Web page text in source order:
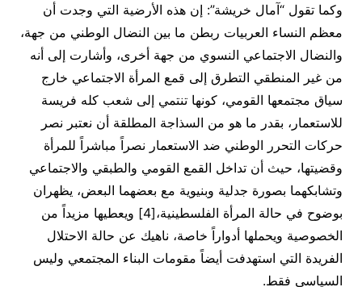
وكما تقول “آمال خريشة”: إن هذه الأرضية التي وجدت أن
معظم النساء العربيات ربطن ما بين النضال الوطني من جهة،
والنضال الاجتماعي النسوي من جهة أخرى، وأشارت إلى أنه
من غير المنطقي التطرق إلى قمع المرأة الاجتماعي خارج
سياق مجتمعها القومي، كونها تنتمي إلى شعب كله فريسة
للاستعمار، بقدر ما هو من السذاجة المطلقة أن نعتبر نصر
حركات التحرر الوطني ضد الاستعمار نصراً مباشراً للمرأة
وقضيتها، حيث أن تداخل القمع القومي والطبقي والاجتماعي
وتشابكهما بصورة جدلية وبنيوية مع بعضهما البعض، يظهران
بوضوح في حالة المرأة الفلسطينية،[4] ويعطيها مزيداً من
الخصوصية ويحملها أدواراً خاصة، ناهيك عن حالة الاحتلال
الفريدة التي استهدفت أيضاً مقومات البناء المجتمعي وليس
السياسي فقط.